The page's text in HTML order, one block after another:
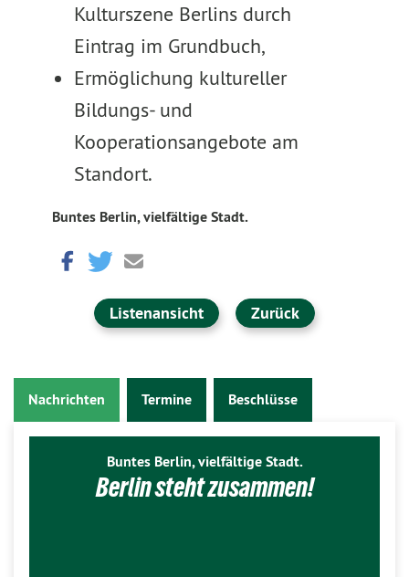
Kulturszene Berlins durch
Eintrag im Grundbuch,
Ermöglichung kultureller
Bildungs- und
Kooperationsangebote am
Standort.
Buntes Berlin, vielfältige Stadt.
Listenansicht Zurück
Nachrichten Termine Beschlüsse
Buntes Berlin, vielfältige Stadt.
Berlin steht zusammen!